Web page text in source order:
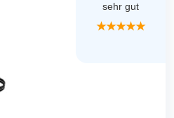
sehr gut
★★★★★